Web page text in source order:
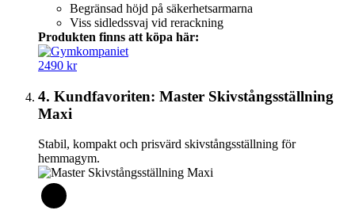
Begränsad höjd på säkerhetsarmarna
Viss sidledssvaj vid rerackning
Produkten finns att köpa här:
2490 kr
4. Kundfavoriten: Master Skivstångsställning
Maxi
Stabil, kompakt och prisvärd skivstångsställning för
hemmagym.